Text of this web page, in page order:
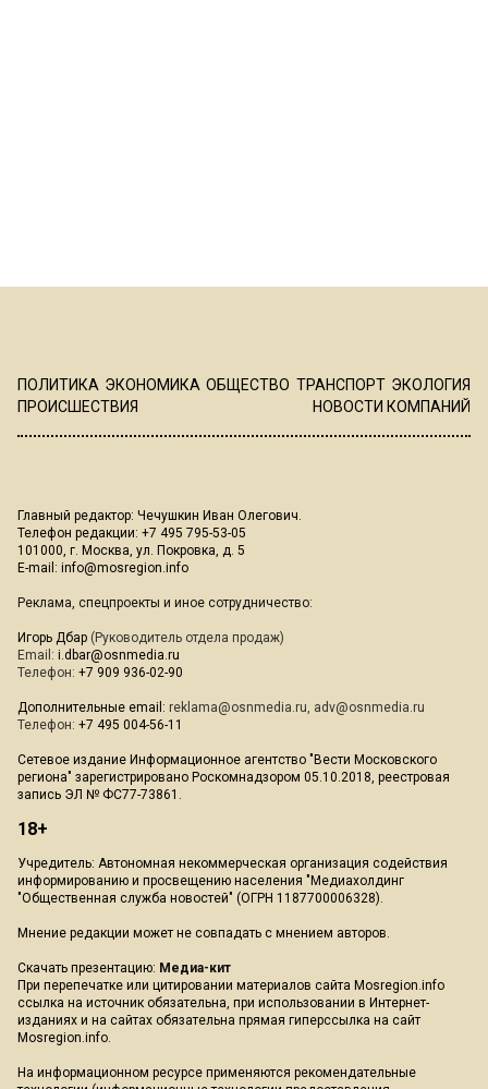
ПОЛИТИКА ЭКОНОМИКА ОБЩЕСТВО ТРАНСПОРТ ЭКОЛОГИЯ
ПРОИСШЕСТВИЯ
НОВОСТИ КОМПАНИЙ
Главный редактор: Чечушкин Иван Олегович.
Телефон редакции: +7 495 795-53-05
101000, г. Москва, ул. Покровка, д. 5
E-mail: info@mosregion.info
Реклама, спецпроекты и иное сотрудничество:
Игорь Дбар (Руководитель отдела продаж)
Email: i.dbar@osnmedia.ru
Телефон: +7 909 936-02-90
Дополнительные email: reklama@osnmedia.ru, adv@osnmedia.ru
Телефон: +7 495 004-56-11
Сетевое издание Информационное агентство "Вести Московского
региона" зарегистрировано Роскомнадзором 05.10.2018, реестровая
запись ЭЛ № ФС77-73861.
18+
Учредитель: Автономная некоммерческая организация содействия
информированию и просвещению населения "Медиахолдинг
"Общественная служба новостей" (ОГРН 1187700006328).
Мнение редакции может не совпадать с мнением авторов.
Скачать презентацию: Медиа-кит
При перепечатке или цитировании материалов сайта Mosregion.info
ссылка на источник обязательна, при использовании в Интернет-
изданиях и на сайтах обязательна прямая гиперссылка на сайт
Mosregion.info.
На информационном ресурсе применяются рекомендательные